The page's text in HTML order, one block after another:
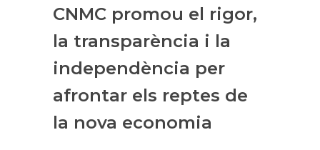
CNMC promou el rigor,
la transparència i la
independència per
afrontar els reptes de
la nova economia